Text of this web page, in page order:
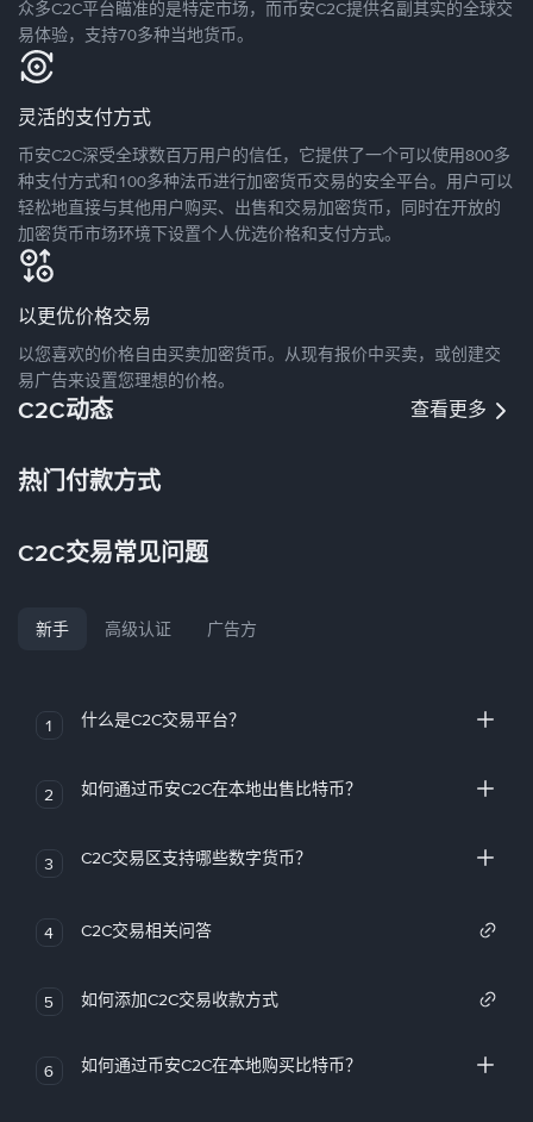
众多C2C平台瞄准的是特定市场，而币安C2C提供名副其实的全球交
易体验，支持70多种当地货币。
灵活的支付方式
币安C2C深受全球数百万用户的信任，它提供了一个可以使用800多
种支付方式和100多种法币进行加密货币交易的安全平台。用户可以
轻松地直接与其他用户购买、出售和交易加密货币，同时在开放的
加密货币市场环境下设置个人优选价格和支付方式。
以更优价格交易
以您喜欢的价格自由买卖加密货币。从现有报价中买卖，或创建交
易广告来设置您理想的价格。
C2C动态 查看更多
热门付款方式
C2C交易常见问题
新手 高级认证 广告方
1 什么是C2C交易平台？
2 如何通过币安C2C在本地出售比特币？
3 C2C交易区支持哪些数字货币？
4 C2C交易相关问答
5 如何添加C2C交易收款方式
6 如何通过币安C2C在本地购买比特币？